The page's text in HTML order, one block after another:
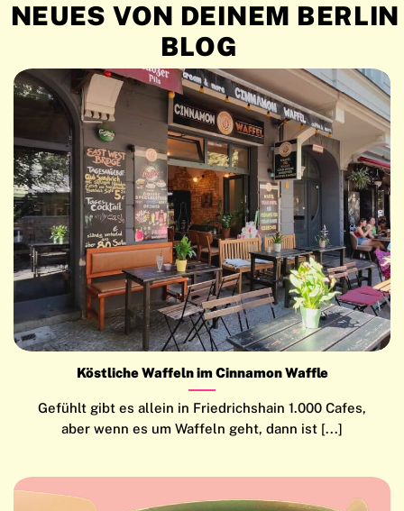
NEUES VON DEINEM BERLIN
BLOG
Köstliche Waffeln im Cinnamon Waffle
Gefühlt gibt es allein in Friedrichshain 1.000 Cafes,
aber wenn es um Waffeln geht, dann ist [...]